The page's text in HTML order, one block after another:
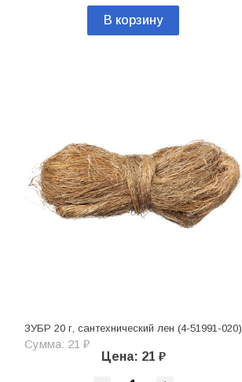
В корзину
ЗУБР 20 г, сантехнический лен (4-51991-020)
Сумма: 21 ₽
Цена: 21 ₽